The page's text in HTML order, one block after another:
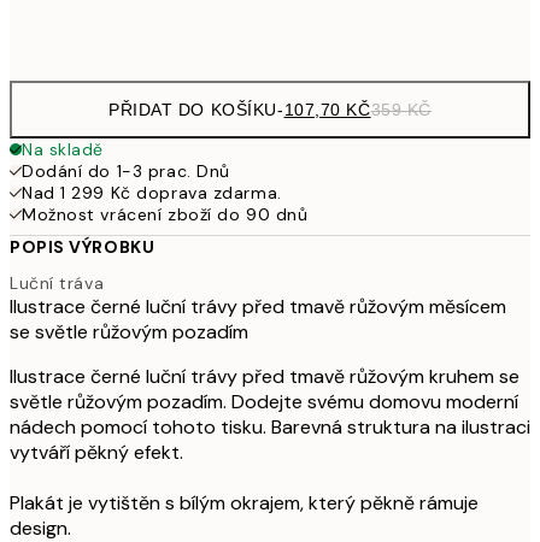
PŘIDAT DO KOŠÍKU-107,70 KČ359 KČ
Na skladě
Dodání do 1-3 prac. Dnů
Nad 1 299 Kč doprava zdarma.
Možnost vrácení zboží do 90 dnů
POPIS VÝROBKU
Luční tráva
Ilustrace černé luční trávy před tmavě růžovým měsícem
se světle růžovým pozadím
Ilustrace černé luční trávy před tmavě růžovým kruhem se
světle růžovým pozadím. Dodejte svému domovu moderní
nádech pomocí tohoto tisku. Barevná struktura na ilustraci
vytváří pěkný efekt.
Plakát je vytištěn s bílým okrajem, který pěkně rámuje
design.